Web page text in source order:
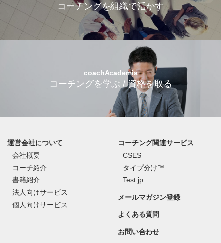
コーチングを組織で活かす
coachAcademia
コーチングを学ぶ / 資格を取る
運営会社について
会社概要
コーチ紹介
書籍紹介
法人向けサービス
個人向けサービス
コーチング関連サービス
CSES
タイプ分け™
Test.jp
メールマガジン登録
よくある質問
お問い合わせ